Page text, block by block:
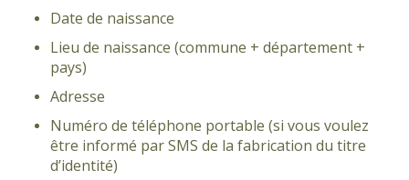
Date de naissance
Lieu de naissance (commune + département +
pays)
Adresse
Numéro de téléphone portable (si vous voulez
être informé par SMS de la fabrication du titre
d’identité)